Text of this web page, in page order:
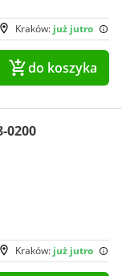
Kraków: już jutro
do koszyka
0200
Kraków: już jutro